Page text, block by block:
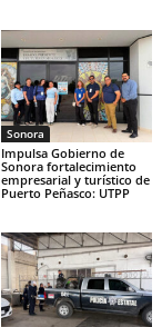
Sonora
Impulsa Gobierno de
Sonora fortalecimiento
empresarial y turístico de
Puerto Peñasco: UTPP